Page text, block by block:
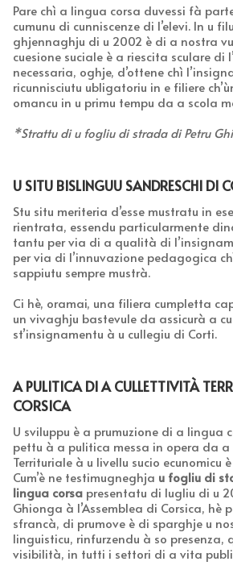
Pare chì a lingua corsa duvessi fà
cumunu di cunniscenze di l’elevi. In u
ghjennaghju di u 2002 è di a nostra
cuesione suciale è a riescita sculare di
necessaria, oghje, d’ottene chì
ricunnisciutu ubligatoriu in e filiere
omancu in u primu tempu da a scola
*Strattu di u fogliu di strada di Petru
U SITU BISLINGUU SANDRESCHI DI
Stu situ meriteria d’esse mustratu in esempiu per sta
rientrata, essendu particularmente
tantu per via di a qualità di
per via di l’innuvazione pedagogica
sappiutu sempre mustrà.
Ci hè, oramai, una filiera cumpletta
un vivaghju bastevule da assicurà a
st’insignamentu à u cullegiu di Corti.
A PULITICA DI A CULLETTIVITÀ
CORSICA
U sviluppu è a prumuzione di a lingua corsa si trovanu in
pettu à a pulitica messa in opera da
Territuriale à u livellu sucio ecunomicu
Cum’è ne testimugneghja u fogliu di
lingua corsa presentatu di lugliu di u
Ghionga à l’Assemblea di Corsica, hè
sfrancà, di prumove è di sparghje u
linguisticu, rinfurzendu à so presenza,
visibilità, in tutti i settori di a vita